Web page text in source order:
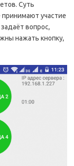
Суть
участие
вопрос,
нажать кнопку,